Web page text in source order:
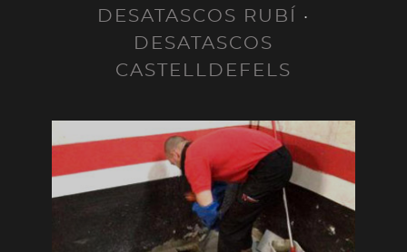
DESATASCOS RUBÍ
·
DESATASCOS
CASTELLDEFELS